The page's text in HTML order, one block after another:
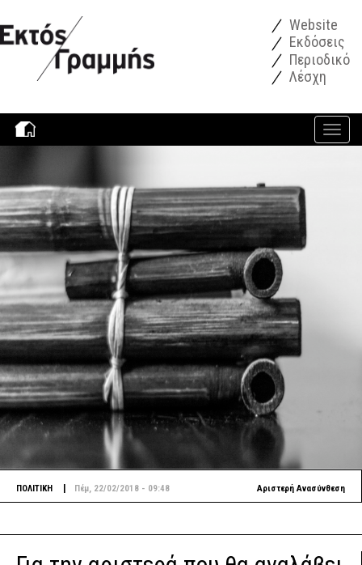
Website
Εκδόσεις
Περιοδικό
Λέσχη
Toggle
ΠΟΛΙΤΙΚΗ Πέμ, 22/02/2018 - 09:48 Αριστερή Ανασύνθεση